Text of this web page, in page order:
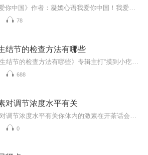
78
结节的检查方法有哪些
688
对调节浓度水平有关
0